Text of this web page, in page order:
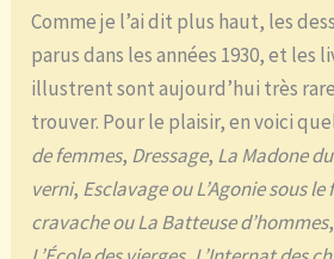
Comme je l’ai dit plus haut, les
parus dans les années 1930, et les
illustrent sont aujourd’hui très
trouver. Pour le plaisir, en voici
de femmes, Dressage, La Madone
verni, Esclavage ou L’Agonie sous le
cravache ou La Batteuse d’hommes,